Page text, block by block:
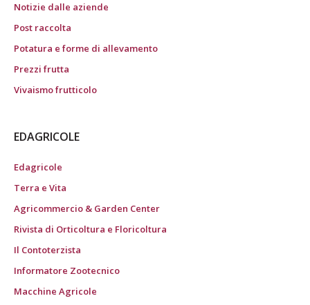
Notizie dalle aziende
Post raccolta
Potatura e forme di allevamento
Prezzi frutta
Vivaismo frutticolo
EDAGRICOLE
Edagricole
Terra e Vita
Agricommercio & Garden Center
Rivista di Orticoltura e Floricoltura
Il Contoterzista
Informatore Zootecnico
Macchine Agricole